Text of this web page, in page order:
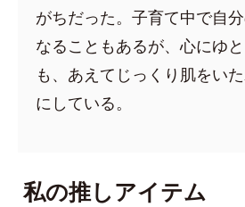
がちだった。子育て中で自
なることもあるが、心にゆ
も、あえてじっくり肌をい
にしている。
私の推しアイテム